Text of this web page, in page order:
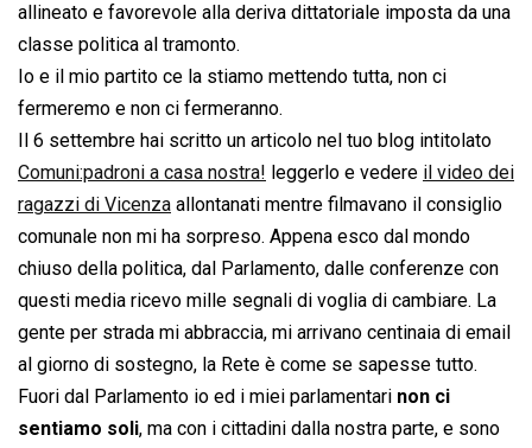
allineato e favorevole alla deriva dittatoriale imposta da una
classe politica al tramonto.
Io e il mio partito ce la stiamo mettendo tutta, non ci
fermeremo e non ci fermeranno.
Il 6 settembre hai scritto un articolo nel tuo blog intitolato
Comuni:padroni a casa nostra!  leggerlo e vedere il video dei
ragazzi di Vicenza allontanati mentre filmavano il consiglio
comunale non mi ha sorpreso. Appena esco dal mondo
chiuso della politica, dal Parlamento, dalle conferenze con
questi media ricevo mille segnali di voglia di cambiare. La
gente per strada mi abbraccia, mi arrivano centinaia di email
al giorno di sostegno, la Rete è come se sapesse tutto.
Fuori dal Parlamento io ed i miei parlamentari non ci
sentiamo soli, ma con i cittadini dalla nostra parte, e sono